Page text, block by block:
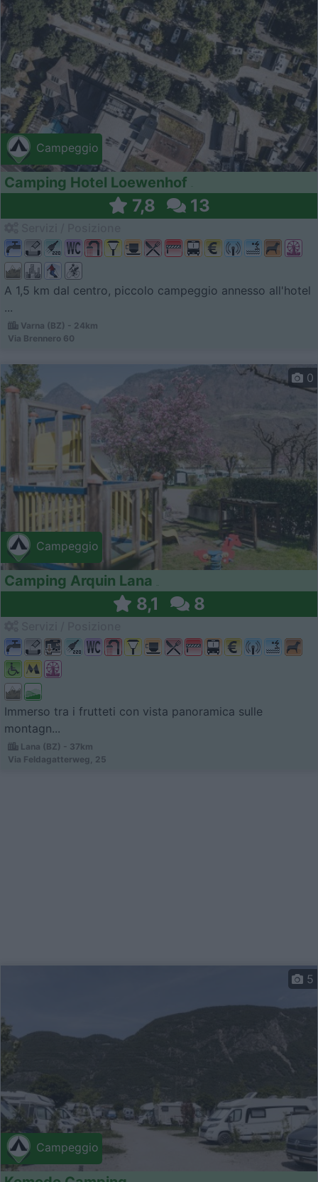
Campeggio
Camping Hotel Loewenhof
7,8 13
A 1,5 km dal centro, piccolo campeggio annesso all'hotel
...
Varna (BZ) - 24km
Via Brennero 60
Campeggio
0
Camping Arquin Lana
8,1 8
Immerso tra i frutteti con vista panoramica sulle
montagn...
Lana (BZ) - 37km
Via Feldagatterweg, 25
Campeggio
5